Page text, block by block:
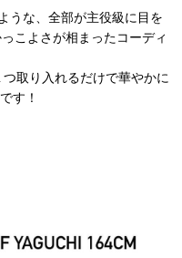
うな、全部が主役級に目を
こよさが相まったコーディ
取り入れるだけで華やかに
テムたちです！